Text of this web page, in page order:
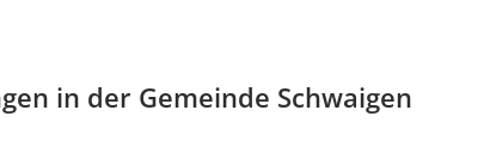
in der Gemeinde Schwaigen